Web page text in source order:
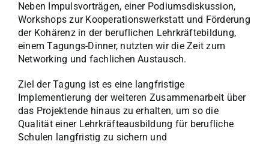
Neben Impulsvorträgen, einer Podiumsdiskussion,
Workshops zur Kooperationswerkstatt und Förderung
der Kohärenz in der beruflichen Lehrkräftebildung,
einem Tagungs-Dinner, nutzten wir die Zeit zum
Networking und fachlichen Austausch.
Ziel der Tagung ist es eine langfristige
Implementierung der weiteren Zusammenarbeit über
das Projektende hinaus zu erhalten, um so die
Qualität einer Lehrkräfteausbildung für berufliche
Schulen langfristig zu sichern und